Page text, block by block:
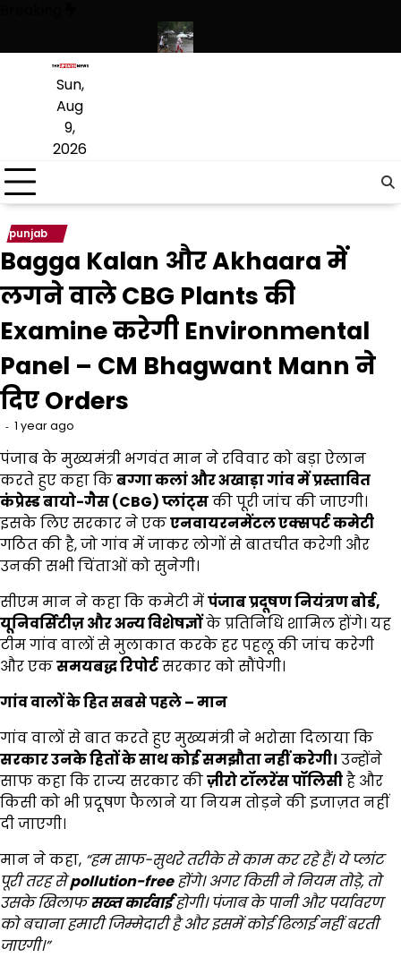
content
Sun,
Aug
9,
2026
punjab
Bagga Kalan और Akhaara में
लगने वाले CBG Plants की
Examine करेगी Environmental
Panel – CM Bhagwant Mann ने
दिए Orders
1 year ago
पंजाब के मुख्यमंत्री भगवंत मान ने रविवार को बड़ा ऐलान
करते हुए कहा किबग्गा कलां और अखाड़ा गांव में प्रस्तावित
कंप्रेस्ड बायो-गैस (CBG)प्लांट्सकी पूरी जांच की जाएगी।
इसके लिए सरकार ने एकएनवायरनमेंटल एक्सपर्ट कमेटी
गठित की है, जो गांव में जाकर लोगों से बातचीत करेगी और
उनकी सभी चिंताओं को सुनेगी।
सीएम मान ने कहा कि कमेटी मेंपंजाब प्रदूषण नियंत्रण बोर्ड,
यूनिवर्सिटीज़ और अन्य विशेषज्ञोंके प्रतिनिधि शामिल होंगे। यह
टीम गांव वालों से मुलाकात करके हर पहलू की जांच करेगी
और एकसमयबद्ध रिपोर्टसरकार को सौंपेगी।
गांव वालों के हित सबसे पहले–मान
गांव वालों से बात करते हुए मुख्यमंत्री ने भरोसा दिलाया कि
सरकार उनके हितों के साथ कोई समझौता नहीं करेगी। उन्होंने
साफ कहा कि राज्य सरकार कीज़ीरो टॉलरेंस पॉलिसीहै और
किसी को भी प्रदूषण फैलाने या नियम तोड़ने की इजाज़त नहीं
दी जाएगी।
मान ने कहा, “हम साफ-सुथरे तरीके से काम कर रहे हैं। ये प्लांट
पूरी तरह सेpollution-free होंगे। अगर किसी ने नियम तोड़े, तो
उसके खिलाफसख्त कार्रवाईहोगी। पंजाब के पानी और पर्यावरण
को बचाना हमारी जिम्मेदारी है और इसमें कोई ढिलाई नहीं बरती
जाएगी।”